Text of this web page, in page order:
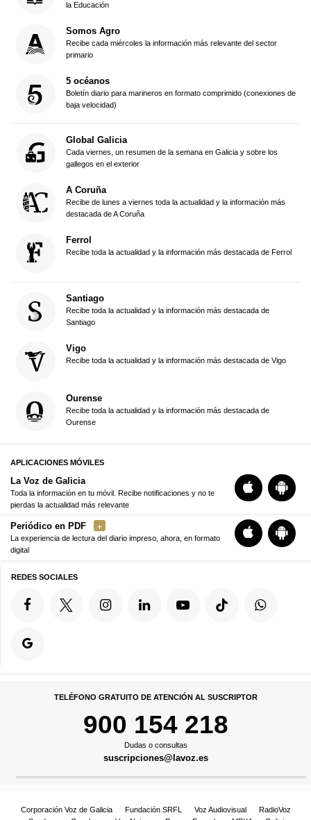
la Educación
Somos Agro
Recibe cada miércoles la información más relevante del sector
primario
5 océanos
Boletín diario para marineros en formato comprimido (conexiones de
baja velocidad)
Global Galicia
Cada viernes, un resumen de la semana en Galicia y sobre los
gallegos en el exterior
A Coruña
Recibe de lunes a viernes toda la actualidad y la información más
destacada de A Coruña
Ferrol
Recibe toda la actualidad y la información más destacada de Ferrol
Santiago
Recibe toda la actualidad y la información más destacada de
Santiago
Vigo
Recibe toda la actualidad y la información más destacada de Vigo
Ourense
Recibe toda la actualidad y la información más destacada de
Ourense
APLICACIONES MÓVILES
La Voz de Galicia
Toda la información en tu móvil. Recibe notificaciones y no te
pierdas la actualidad más relevante
Periódico en PDF
La experiencia de lectura del diario impreso, ahora, en formato
digital
REDES SOCIALES
TELÉFONO GRATUITO DE ATENCIÓN AL SUSCRIPTOR
900 154 218
Dudas o consultas
suscripciones@lavoz.es
Corporación Voz de Galicia Fundación SRFL Voz Audiovisual
RadioVoz